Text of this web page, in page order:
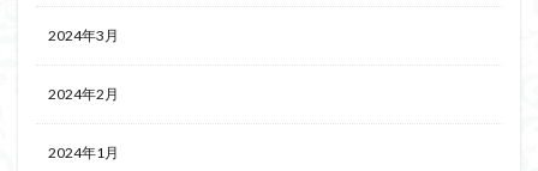
2024年3月
2024年2月
2024年1月